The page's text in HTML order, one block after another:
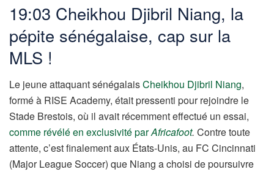
19:03 Cheikhou Djibril Niang, la
pépite sénégalaise, cap sur la
MLS !
Le jeune attaquant sénégalaisCheikhou Djibril Niang,
formé à RISE Academy, était pressenti pour rejoindre le
Stade Brestois, où il avait récemment effectué un essai,
comme révélé en exclusivité parAfricafoot. Contre toute
attente, c’est finalement aux États-Unis, au FC Cincinnati
(Major League Soccer) que Niang a choisi de poursuivre